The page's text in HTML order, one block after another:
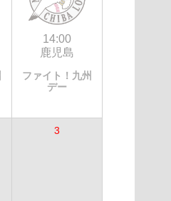
14:00
鹿児島
ファイト！九州
デー
3